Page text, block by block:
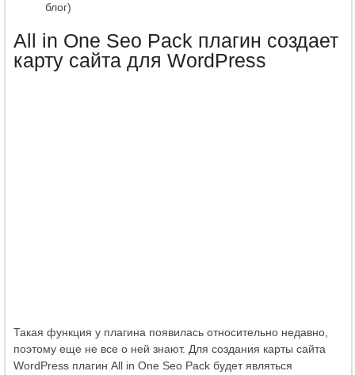
блог)
All in One Seo Pack плагин создает
карту сайта для WordPress
Такая функция у плагина появилась относительно недавно,
поэтому еще не все о ней знают. Для создания карты сайта
WordPress плагин All in One Seo Pack будет являться